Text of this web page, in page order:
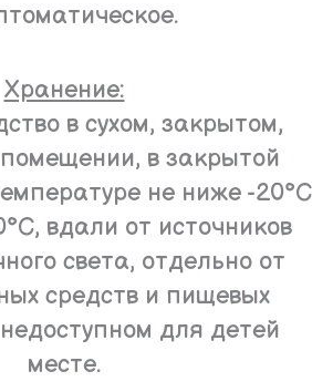
Хранение:
в сухом, закрытом,
в закрытой
не ниже -20°С
вдали от источников
света, отдельно от
средств и пищевых
для детей
месте.